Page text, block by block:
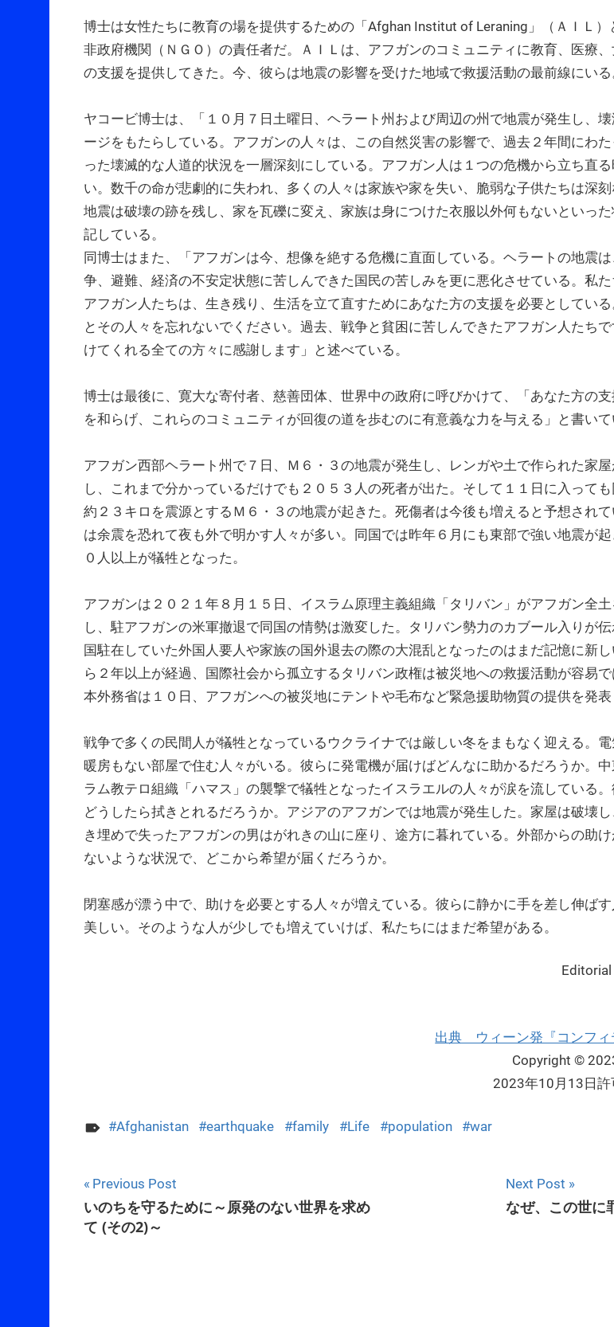
博士は女性たちに教育の場を提供するための「Afghan Institut of Leraning」（ＡＩＬ）
非政府機関（ＮＧＯ）の責任者だ。ＡＩＬは、アフガンのコミュニティに教育、医療
の支援を提供してきた。今、彼らは地震の影響を受けた地域で救援活動の最前線にいる
ヤコービ博士は、「１０月７日土曜日、ヘラート州および周辺の州で地震が発生し、壊
ージをもたらしている。アフガンの人々は、この自然災害の影響で、過去２年間にわ
った壊滅的な人道的状況を一層深刻にしている。アフガン人は１つの危機から立ち直
い。数千の命が悲劇的に失われ、多くの人々は家族や家を失い、脆弱な子供たちは深刻
地震は破壊の跡を残し、家を瓦礫に変え、家族は身につけた衣服以外何もないといった
記している。
同博士はまた、「アフガンは今、想像を絶する危機に直面している。ヘラートの地震
争、避難、経済の不安定状態に苦しんできた国民の苦しみを更に悪化させている。私
アフガン人たちは、生き残り、生活を立て直すためにあなた方の支援を必要としてい
とその人々を忘れないでください。過去、戦争と貧困に苦しんできたアフガン人たち
けてくれる全ての方々に感謝します」と述べている。
博士は最後に、寛大な寄付者、慈善団体、世界中の政府に呼びかけて、「あなた方の
を和らげ、これらのコミュニティが回復の道を歩むのに有意義な力を与える」と書いて
アフガン西部ヘラート州で７日、Ｍ６・３の地震が発生し、レンガや土で作られた家
し、これまで分かっているだけでも２０５３人の死者が出た。そして１１日に入って
約２３キロを震源とするＭ６・３の地震が起きた。死傷者は今後も増えると予想され
は余震を恐れて夜も外で明かす人々が多い。同国では昨年６月にも東部で強い地震が起
０人以上が犠牲となった。
アフガンは２０２１年８月１５日、イスラム原理主義組織「タリバン」がアフガン全
し、駐アフガンの米軍撤退で同国の情勢は激変した。タリバン勢力のカブール入りが
国駐在していた外国人要人や家族の国外退去の際の大混乱となったのはまだ記憶に新
ら２年以上が経過、国際社会から孤立するタリバン政権は被災地への救援活動が容易で
本外務省は１０日、アフガンへの被災地にテントや毛布など緊急援助物質の提供を発表
戦争で多くの民間人が犠牲となっているウクライナでは厳しい冬をまもなく迎える。電
暖房もない部屋で住む人々がいる。彼らに発電機が届けばどんなに助かるだろうか。中
ラム教テロ組織「ハマス」の襲撃で犠牲となったイスラエルの人々が涙を流している
どうしたら拭きとれるだろうか。アジアのアフガンでは地震が発生した。家屋は破壊
き埋めで失ったアフガンの男はがれきの山に座り、途方に暮れている。外部からの助け
ないような状況で、どこから希望が届くだろうか。
閉塞感が漂う中で、助けを必要とする人々が増えている。彼らに静かに手を差し伸ば
美しい。そのような人が少しでも増えていけば、私たちにはまだ希望がある。
出典 ウィーン発『コンフィ
Copyright ©
2023年10月13日許
Afghanistan earthquake family Life population war
Post
navigation
Previous Post
いのちを守るために～原発のない世界を求め
て (その2)～
Next Post
なぜ、この世に